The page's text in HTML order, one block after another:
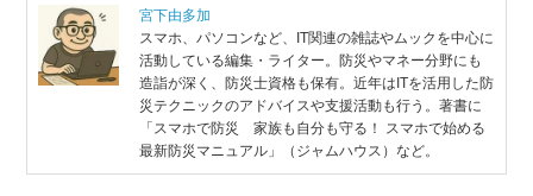
宮下由多加
スマホ、パソコンなど、IT関連の雑誌やムックを中心に
活動している編集・ライター。防災やマネー分野にも
造詣が深く、防災士資格も保有。近年はITを活用した防
災テクニックのアドバイスや支援活動も行う。著書に
「スマホで防災 家族も自分も守る！ スマホで始める
最新防災マニュアル」（ジャムハウス）など。